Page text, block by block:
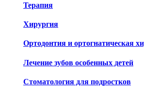
Терапия
Хирургия
Ортодонтия и ортогнатическая
Лечение зубов особенных детей
Стоматология для подростков